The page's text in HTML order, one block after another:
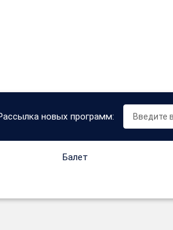
новых программ:
Балет